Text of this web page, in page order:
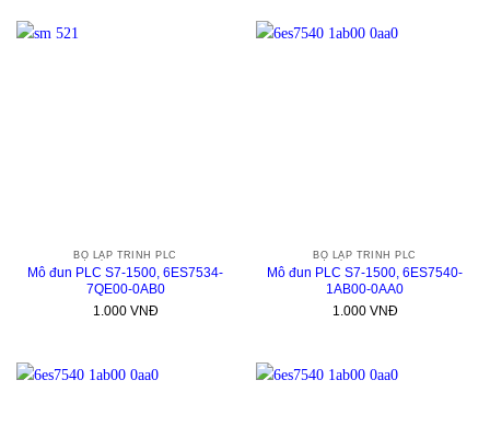
BỘ LẬP TRÌNH PLC
Mô đun PLC S7-1500, 6ES7534-
7QE00-0AB0
1.000VNĐ
BỘ LẬP TRÌNH PLC
Mô đun PLC S7-1500, 6ES7540-
1AB00-0AA0
1.000VNĐ